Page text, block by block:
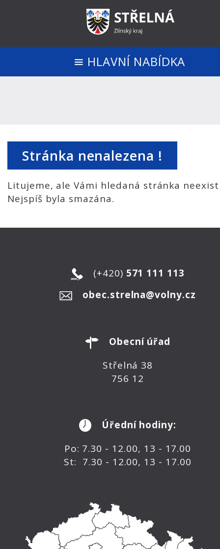
HLAVNÍ NABÍDKA
Stránka nenalezena !
Litujeme, ale Vámi hledaná stránka
Nejspíš byla smazána.
(+420) 571 111 113
obec.strelna@volny.cz
Obecní úřad
Střelná 38
756 12
Úřední hodiny:
Po: 7.30 - 12.00, 13 - 17.00
St: 7.30 - 12.00, 13 - 17.00